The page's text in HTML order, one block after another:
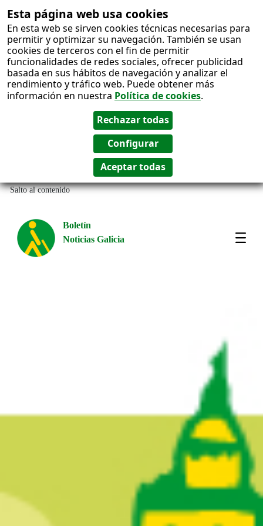
Esta página web usa cookies
En esta web se sirven cookies técnicas necesarias para
permitir y optimizar su navegación. También se usan
cookies de terceros con el fin de permitir
funcionalidades de redes sociales, ofrecer publicidad
basada en sus hábitos de navegación y analizar el
rendimiento y tráfico web. Puede obtener más
información en nuestra Política de cookies.
Salto al contenido
Boletín
Noticias Galicia